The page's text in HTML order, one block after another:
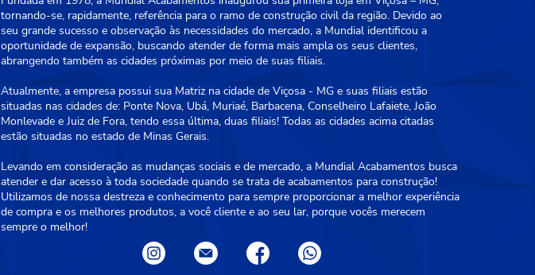
tornando-se, rapidamente, referência para o ramo de construção civil da região. Devido ao
seu grande sucesso e observação às necessidades do mercado, a Mundial identificou a
oportunidade de expansão, buscando atender de forma mais ampla os seus clientes,
abrangendo também as cidades próximas por meio de suas filiais.
Atualmente, a empresa possui sua Matriz na cidade de Viçosa - MG e suas filiais estão
situadas nas cidades de: Ponte Nova, Ubá, Muriaé, Barbacena, Conselheiro Lafaiete, João
Monlevade e Juiz de Fora, tendo essa última, duas filiais! Todas as cidades acima citadas
estão situadas no estado de Minas Gerais.
Levando em consideração as mudanças sociais e de mercado, a Mundial Acabamentos busca
atender e dar acesso à toda sociedade quando se trata de acabamentos para construção!
Utilizamos de nossa destreza e conhecimento para sempre proporcionar a melhor experiência
de compra e os melhores produtos, a você cliente e ao seu lar, porque vocês merecem
sempre o melhor!